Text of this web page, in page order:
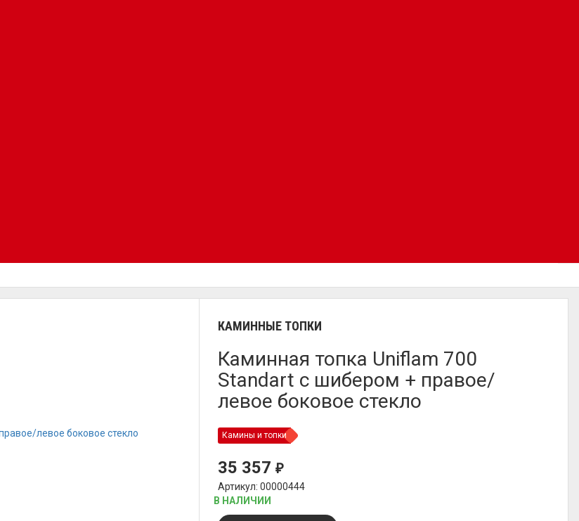
КАМИННЫЕ ТОПКИ
Каминная топка Uniflam 700
Standart с шибером + правое/
левое боковое стекло
Камины и топки
35 357₽
Артикул: 00000444
В НАЛИЧИИ